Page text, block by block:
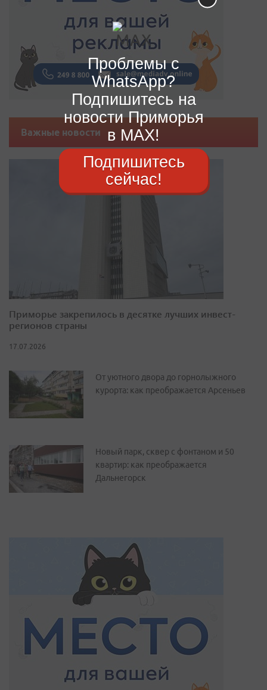
Важные новости
Приморье закрепилось в десятке лучших инвест-
регионов страны
17.07.2026
От уютного двора до горнолыжного
курорта: как преображается Арсеньев
Новый парк, сквер с фонтаном и 50
квартир: как преображается
Дальнегорск
Проблемы с
WhatsApp?
Подпишитесь на
новости Приморья
в MAX!
Подпишитесь
сейчас!